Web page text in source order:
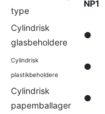
type
NP1
Cylindrisk
glasbeholdere
●
Cylindrisk
plastikbeholdere
●
Cylindrisk
papemballager
●